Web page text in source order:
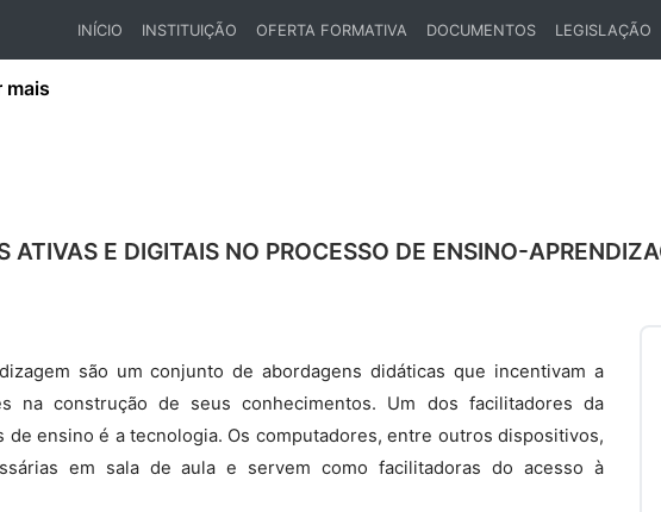
INÍCIO
INSTITUIÇÃO OFERTA FORMATIVA DOCUMENTOS LEGISLAÇÃO
mais
ATIVAS E DIGITAIS NO PROCESSO DE ENSINO-
são um conjunto de abordagens didáticas que incentivam a
na construção de seus conhecimentos. Um dos facilitadores da
de ensino é a tecnologia. Os computadores, entre outros dispositivos,
em sala de aula e servem como facilitadoras do acesso à